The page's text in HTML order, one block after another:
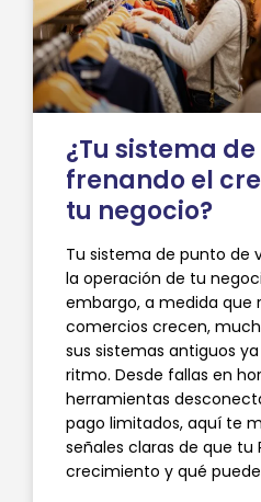
¿Tu sistema de
frenando el
tu negocio?
Tu sistema de punto de
la operación de tu
embargo, a medida que
comercios crecen,
sus sistemas antiguos
ritmo. Desde fallas en
herramientas
pago limitados, aquí te
señales claras de que tu
crecimiento y qué